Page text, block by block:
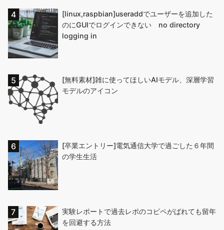
[linux,raspbian]useraddでユーザーを追加した
のにGUIでログインできない no directory
logging in
[無料素材]雑に使ってほしいAIモデル、深層学習
モデルのアイコン
[卒業エントリー]電気通信大学で過ごした６年間
の学生生活
実験レポートで過去レポのコピペがばれても留年
を回避する方法